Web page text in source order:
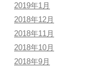
2019年1月
2018年12月
2018年11月
2018年10月
2018年9月